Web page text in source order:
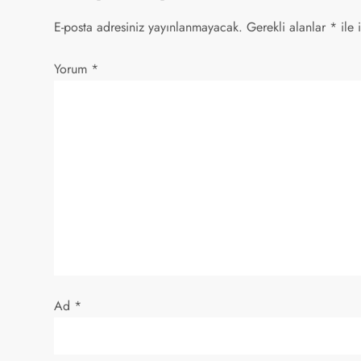
e
s
E-posta adresiniz yayınlanmayacak. Gerekli alanlar * ile
Yorum *
Ad *